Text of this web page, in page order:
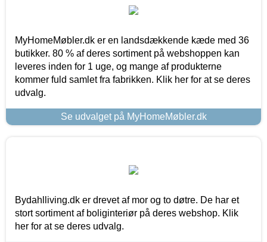
MyHomeMøbler.dk er en landsdækkende kæde med 36
butikker. 80 % af deres sortiment på webshoppen kan
leveres inden for 1 uge, og mange af produkterne
kommer fuld samlet fra fabrikken. Klik her for at se deres
udvalg.
Se udvalget på MyHomeMøbler.dk
Bydahlliving.dk er drevet af mor og to døtre. De har et
stort sortiment af boliginteriør på deres webshop. Klik
her for at se deres udvalg.